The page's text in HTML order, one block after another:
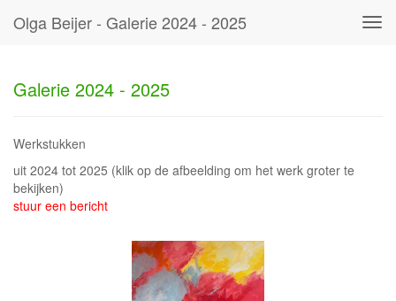
Olga Beijer - Galerie 2024 - 2025
Galerie 2024 - 2025
Werkstukken
uit 2024 tot 2025 (klik op de afbeelding om het werk groter te
bekijken)
stuur een bericht